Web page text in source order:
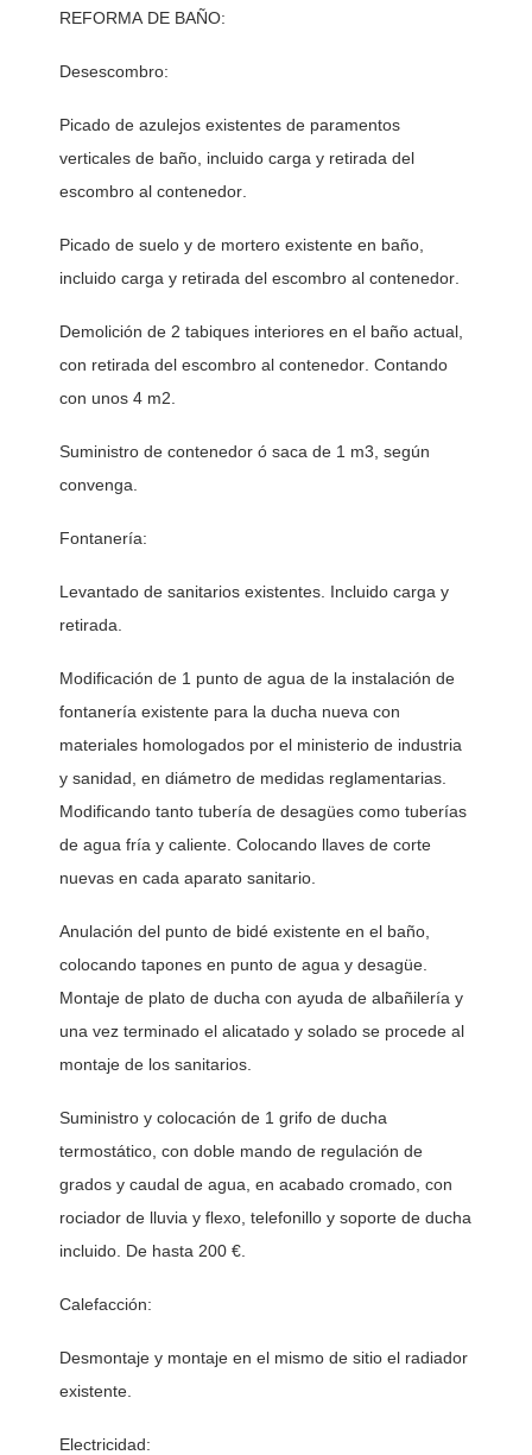
REFORMA DE BAÑO:
Desescombro:
Picado de azulejos existentes de paramentos
verticales de baño, incluido carga y retirada del
escombro al contenedor.
Picado de suelo y de mortero existente en baño,
incluido carga y retirada del escombro al contenedor.
Demolición de 2 tabiques interiores en el baño actual,
con retirada del escombro al contenedor. Contando
con unos 4 m2.
Suministro de contenedor ó saca de 1 m3, según
convenga.
Fontanería:
Levantado de sanitarios existentes. Incluido carga y
retirada.
Modificación de 1 punto de agua de la instalación de
fontanería existente para la ducha nueva con
materiales homologados por el ministerio de industria
y sanidad, en diámetro de medidas reglamentarias.
Modificando tanto tubería de desagües como tuberías
de agua fría y caliente. Colocando llaves de corte
nuevas en cada aparato sanitario.
Anulación del punto de bidé existente en el baño,
colocando tapones en punto de agua y desagüe.
Montaje de plato de ducha con ayuda de albañilería y
una vez terminado el alicatado y solado se procede al
montaje de los sanitarios.
Suministro y colocación de 1 grifo de ducha
termostático, con doble mando de regulación de
grados y caudal de agua, en acabado cromado, con
rociador de lluvia y flexo, telefonillo y soporte de ducha
incluido. De hasta 200 €.
Calefacción:
Desmontaje y montaje en el mismo de sitio el radiador
existente.
Electricidad: